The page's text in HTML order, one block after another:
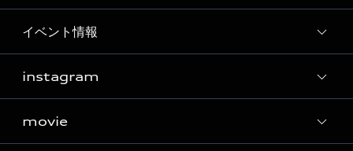
Audi 一宮 最新情報
イベント情報
Audi 一宮 イベント情報
instagram
Audi 一宮 公式instagram
movie